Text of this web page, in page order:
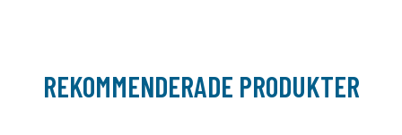
REKOMMENDERADE PRODUKTER